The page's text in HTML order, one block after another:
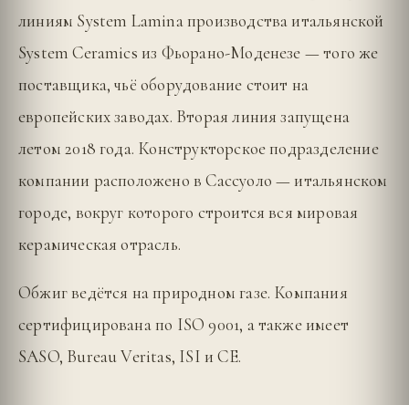
линиям System Lamina производства итальянской
System Ceramics из Фьорано-Моденезе — того же
поставщика, чьё оборудование стоит на
европейских заводах. Вторая линия запущена
летом 2018 года. Конструкторское подразделение
компании расположено в Сассуоло — итальянском
городе, вокруг которого строится вся мировая
керамическая отрасль.
Обжиг ведётся на природном газе. Компания
сертифицирована по ISO 9001, а также имеет
SASO, Bureau Veritas, ISI и CE.